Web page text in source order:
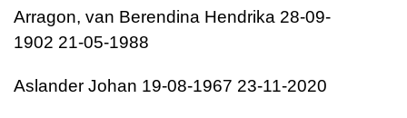
Arragon, van Berendina Hendrika 28-09-
1902 21-05-1988
Aslander Johan 19-08-1967 23-11-2020